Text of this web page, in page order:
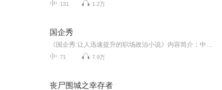
131 1.2万
国企秀
71 7.9万
丧尸围城之幸存者